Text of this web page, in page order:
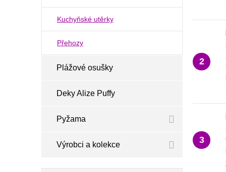
2
3
Kuchyňské utěrky
Přehozy
Plážové osušky
Deky Alize Puffy
Pyžama
Výrobci a kolekce